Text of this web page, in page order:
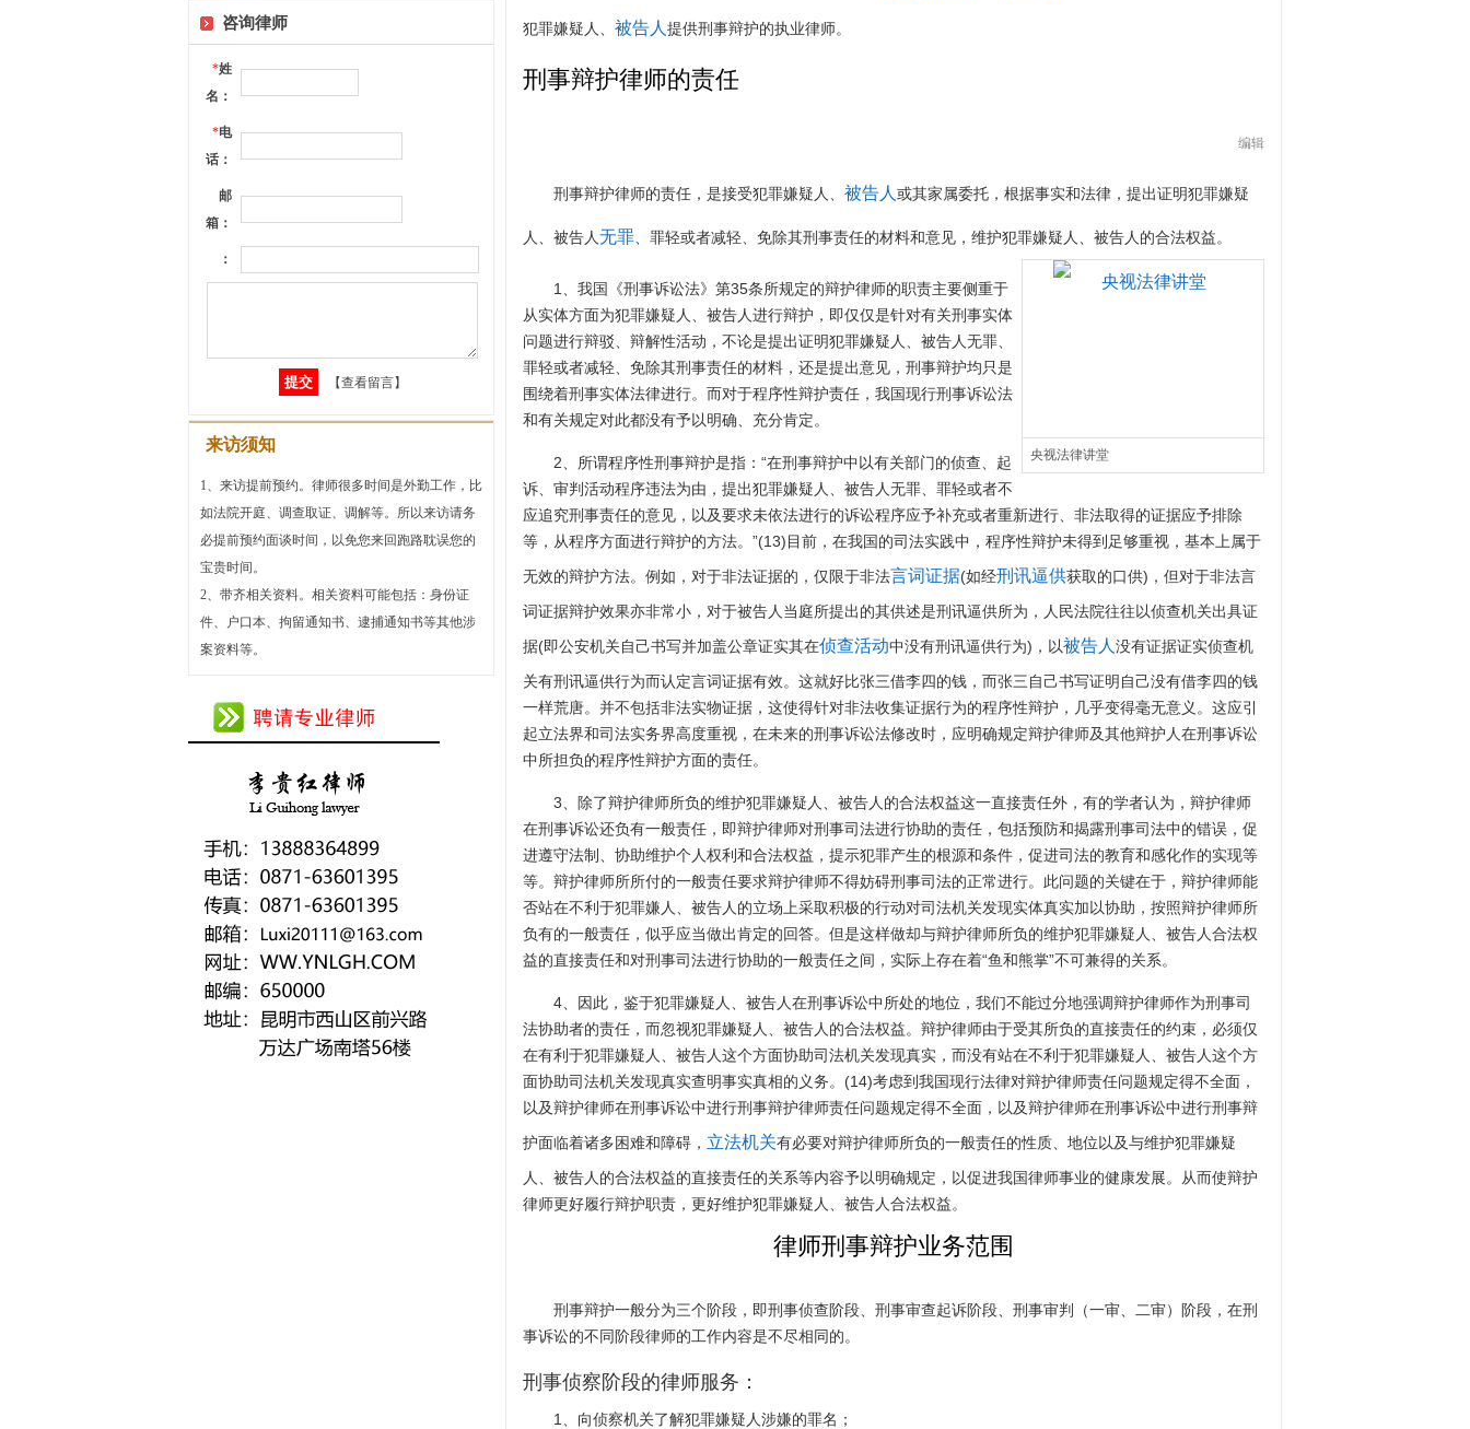
咨询律师
*姓
名：
*电
话：
邮
箱：
：
【查看留言】
来访须知
1、来访提前预约。律师很多时间是外勤工作，比
如法院开庭、调查取证、调解等。所以来访请务
必提前预约面谈时间，以免您来回跑路耽误您的
宝贵时间。
2、带齐相关资料。相关资料可能包括：身份证
件、户口本、拘留通知书、逮捕通知书等其他涉
案资料等。
犯罪嫌疑人、 被告人 提供刑事辩护的执业律师。
刑事辩护律师的责任
编辑
刑事辩护律师的责任，是接受犯罪嫌疑人、 被告人 或其家属委托，根据事实和法律，提出证明犯罪嫌疑
人、被告人无罪 、罪轻或者减轻、免除其刑事责任的材料和意见，维护犯罪嫌疑人、被告人的合法权益。
央视法律讲堂
1、我国《刑事诉讼法》第35条所规定的辩护律师的职责主要侧重于
从实体方面为犯罪嫌疑人、被告人进行辩护，即仅仅是针对有关刑事实体
问题进行辩驳、辩解性活动，不论是提出证明犯罪嫌疑人、被告人无罪、
罪轻或者减轻、免除其刑事责任的材料，还是提出意见，刑事辩护均只是
围绕着刑事实体法律进行。而对于程序性辩护责任，我国现行刑事诉讼法
和有关规定对此都没有予以明确、充分肯定。
2、所谓程序性刑事辩护是指：“在刑事辩护中以有关部门的侦查、起
诉、审判活动程序违法为由，提出犯罪嫌疑人、被告人无罪、罪轻或者不
应追究刑事责任的意见，以及要求未依法进行的诉讼程序应予补充或者重新进行、非法取得的证据应予排除
等，从程序方面进行辩护的方法。”(13)目前，在我国的司法实践中，程序性辩护未得到足够重视，基本上属于
无效的辩护方法。例如，对于非法证据的，仅限于非法言词证据(如经刑讯逼供获取的口供)，但对于非法言
词证据辩护效果亦非常小，对于被告人当庭所提出的其供述是刑讯逼供所为，人民法院往往以侦查机关出具证
据(即公安机关自己书写并加盖公章证实其在侦查活动中没有刑讯逼供行为)，以被告人 没有证据证实侦查机
关有刑讯逼供行为而认定言词证据有效。这就好比张三借李四的钱，而张三自己书写证明自己没有借李四的钱
一样荒唐。并不包括非法实物证据，这使得针对非法收集证据行为的程序性辩护，几乎变得毫无意义。这应引
起立法界和司法实务界高度重视，在未来的刑事诉讼法修改时，应明确规定辩护律师及其他辩护人在刑事诉讼
中所担负的程序性辩护方面的责任。
3、除了辩护律师所负的维护犯罪嫌疑人、被告人的合法权益这一直接责任外，有的学者认为，辩护律师
在刑事诉讼还负有一般责任，即辩护律师对刑事司法进行协助的责任，包括预防和揭露刑事司法中的错误，促
进遵守法制、协助维护个人权利和合法权益，提示犯罪产生的根源和条件，促进司法的教育和感化作的实现等
等。辩护律师所所付的一般责任要求辩护律师不得妨碍刑事司法的正常进行。此问题的关键在于，辩护律师能
否站在不利于犯罪嫌人、被告人的立场上采取积极的行动对司法机关发现实体真实加以协助，按照辩护律师所
负有的一般责任，似乎应当做出肯定的回答。但是这样做却与辩护律师所负的维护犯罪嫌疑人、被告人合法权
益的直接责任和对刑事司法进行协助的一般责任之间，实际上存在着“鱼和熊掌”不可兼得的关系。
4、因此，鉴于犯罪嫌疑人、被告人在刑事诉讼中所处的地位，我们不能过分地强调辩护律师作为刑事司
法协助者的责任，而忽视犯罪嫌疑人、被告人的合法权益。辩护律师由于受其所负的直接责任的约束，必须仅
在有利于犯罪嫌疑人、被告人这个方面协助司法机关发现真实，而没有站在不利于犯罪嫌疑人、被告人这个方
面协助司法机关发现真实查明事实真相的义务。(14)考虑到我国现行法律对辩护律师责任问题规定得不全面，
以及辩护律师在刑事诉讼中进行刑事辩护律师责任问题规定得不全面，以及辩护律师在刑事诉讼中进行刑事辩
护面临着诸多困难和障碍， 立法机关有必要对辩护律师所负的一般责任的性质、地位以及与维护犯罪嫌疑
人、被告人的合法权益的直接责任的关系等内容予以明确规定，以促进我国律师事业的健康发展。从而使辩护
律师更好履行辩护职责，更好维护犯罪嫌疑人、被告人合法权益。
律师刑事辩护业务范围
刑事辩护一般分为三个阶段，即刑事侦查阶段、刑事审查起诉阶段、刑事审判（一审、二审）阶段，在刑
事诉讼的不同阶段律师的工作内容是不尽相同的。
刑事侦察阶段的律师服务：
1、向侦察机关了解犯罪嫌疑人涉嫌的罪名；